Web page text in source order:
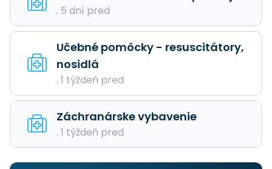
. 5 dní pred
Učebné pomôcky - resuscitátory,
nosidlá
. 1 týždeň pred
Záchranárske vybavenie
. 1 týždeň pred